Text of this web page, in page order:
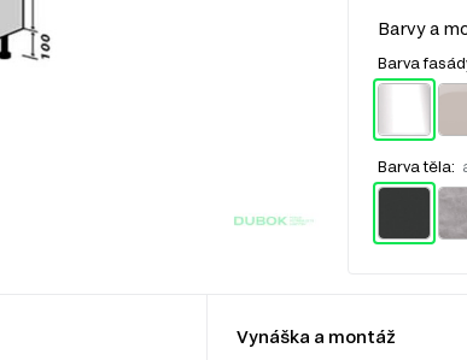
Barvy a
Barva
Barva těla:
Vynáška a montáž